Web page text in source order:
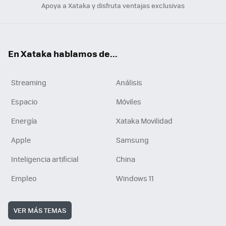
Apoya a Xataka y disfruta ventajas exclusivas
En Xataka hablamos de...
Streaming
Análisis
Espacio
Móviles
Energía
Xataka Movilidad
Apple
Samsung
Inteligencia artificial
China
Empleo
Windows 11
VER MÁS TEMAS